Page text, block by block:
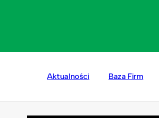
Aktualności Baza Firm